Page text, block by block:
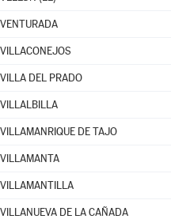
VENTURADA
VILLACONEJOS
VILLA DEL PRADO
VILLALBILLA
VILLAMANRIQUE DE TAJO
VILLAMANTA
VILLAMANTILLA
VILLANUEVA DE LA CAÑADA